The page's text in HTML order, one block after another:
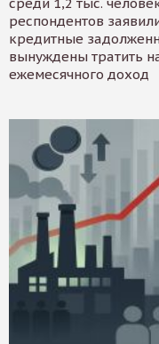
респондентов
кредитные
вынуждены тратить
ежемесячного доход